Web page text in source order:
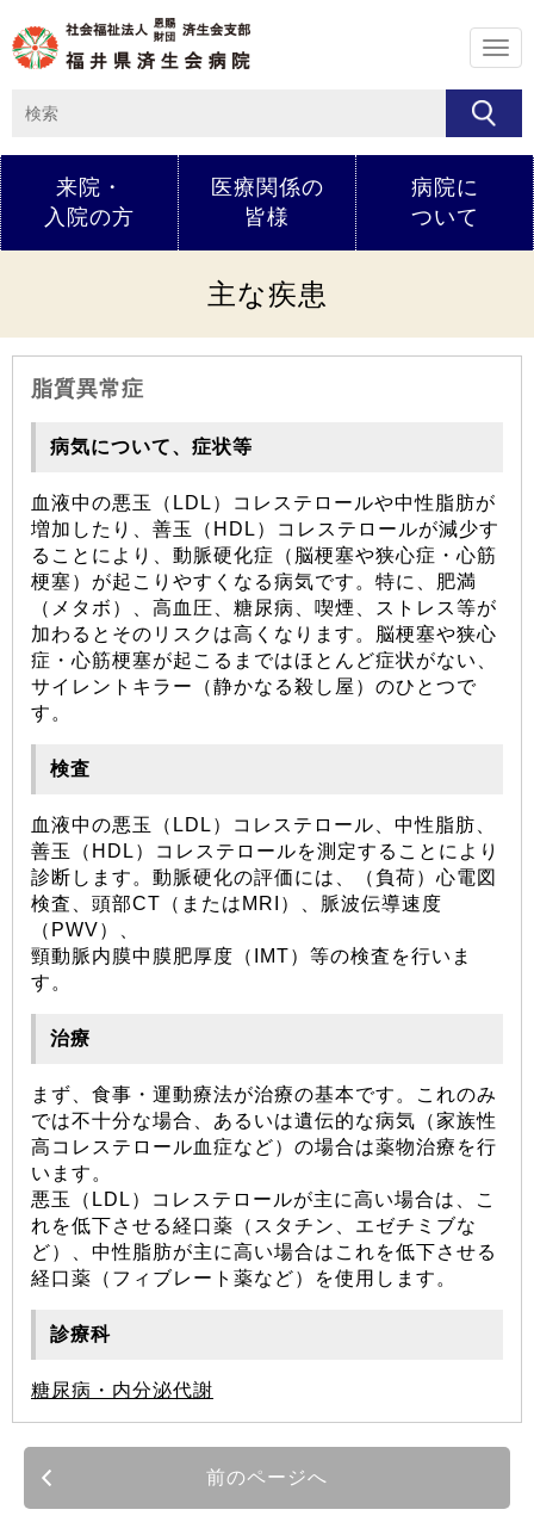
メ
ニ
ュ
来院・
入院の方
医療関係の
皆様
病院に
ついて
主な疾患
脂質異常症
病気について、症状等
血液中の悪玉（LDL）コレステロールや中性脂肪が
増加したり、善玉（HDL）コレステロールが減少す
ることにより、動脈硬化症（脳梗塞や狭心症・心筋
梗塞）が起こりやすくなる病気です。特に、肥満
（メタボ）、高血圧、糖尿病、喫煙、ストレス等が
加わるとそのリスクは高くなります。脳梗塞や狭心
症・心筋梗塞が起こるまではほとんど症状がない、
サイレントキラー（静かなる殺し屋）のひとつで
す。
検査
血液中の悪玉（LDL）コレステロール、中性脂肪、
善玉（HDL）コレステロールを測定することにより
診断します。動脈硬化の評価には、（負荷）心電図
検査、頭部CT（またはMRI）、脈波伝導速度
（PWV）、
頸動脈内膜中膜肥厚度（IMT）等の検査を行いま
す。
治療
まず、食事・運動療法が治療の基本です。これのみ
では不十分な場合、あるいは遺伝的な病気（家族性
高コレステロール血症など）の場合は薬物治療を行
います。
悪玉（LDL）コレステロールが主に高い場合は、こ
れを低下させる経口薬（スタチン、エゼチミブな
ど）、中性脂肪が主に高い場合はこれを低下させる
経口薬（フィブレート薬など）を使用します。
診療科
糖尿病・内分泌代謝
前のページへ